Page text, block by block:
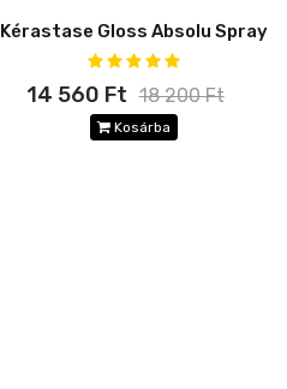
Kérastase Gloss Absolu Spray
14 560 Ft 18 200 Ft
Kosárba